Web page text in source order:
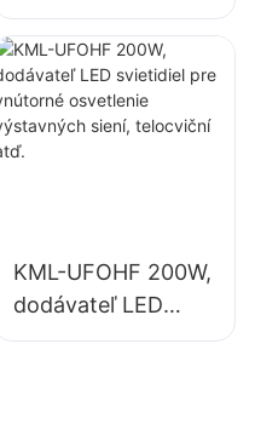
svietidiel pre
vnútorné
osvetlenie
priemyselných
závodov, telocviční
KML-UFOHF 200W,
dodávateľ LED
svietidiel pre